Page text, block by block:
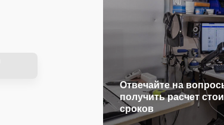
Отвечайте на
получить расчет
сроков